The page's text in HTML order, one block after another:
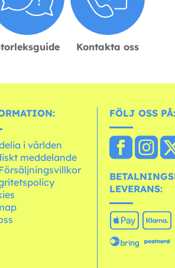
Kontakta oss
i världen
meddelande
FÖLJ OSS PÅ:
LEVERANS: